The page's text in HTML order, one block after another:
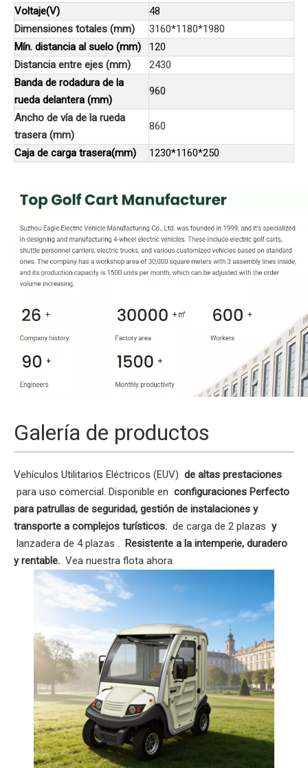
Voltaje(V)
48
Dimensiones totales (mm)
3160*1180*1980
Mín. distancia al suelo (mm)
120
Distancia entre ejes (mm)
2430
Banda de rodadura de la
rueda delantera (mm)
960
Ancho de vía de la rueda
trasera (mm)
860
Caja de carga trasera(mm) 1230*1160*250
Galería de productos
Vehículos Utilitarios Eléctricos (EUV) de altas prestaciones
para uso comercial. Disponible en configuraciones Perfecto
para patrullas de seguridad, gestión de instalaciones y
transporte a complejos turísticos. de carga de 2 plazas y
lanzadera de 4 plazas . Resistente a la intemperie, duradero
y rentable. Vea nuestra flota ahora.